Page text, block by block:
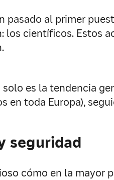
pasado al primer
los científicos. Estos
es la tendencia
en toda Europa),
seguridad
cómo en la mayor